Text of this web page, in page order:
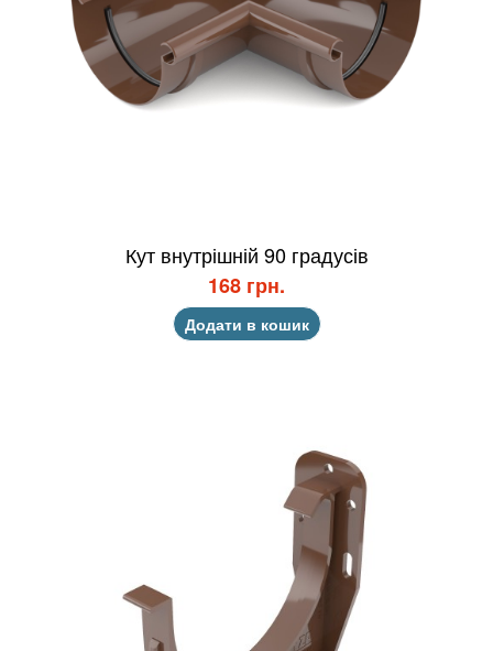
Кут внутрішній 90 градусів
168 грн.
Додати в кошик